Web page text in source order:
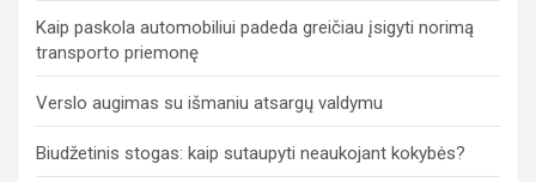
Kaip paskola automobiliui padeda greičiau įsigyti norimą
transporto priemonę
Verslo augimas su išmaniu atsargų valdymu
Biudžetinis stogas: kaip sutaupyti neaukojant kokybės?